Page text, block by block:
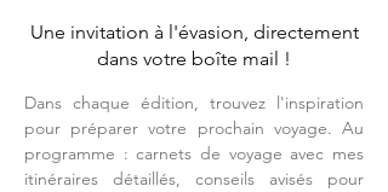
Une invitation à l'évasion, directement
dans votre boîte mail !
Dans chaque édition, trouvez l'inspiration
pour préparer votre prochain voyage. Au
programme : carnets de voyage avec mes
itinéraires détaillés, conseils avisés pour